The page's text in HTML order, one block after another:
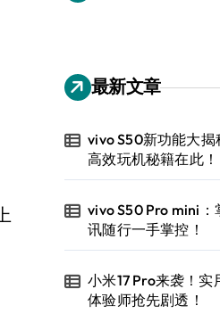
最新文章
vivo S50新功能大揭
高效玩机秘籍在此！
vivo S50 Pro mini：
讯随行一手掌控！
小米17 Pro来袭！实
体验师抢先剧透！